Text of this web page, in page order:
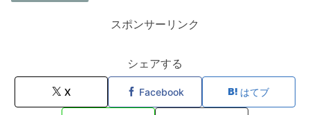
スポンサーリンク
シェアする
X Facebook はてブ